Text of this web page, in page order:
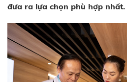
đưa ra lựa chọn phù hợp nhất.